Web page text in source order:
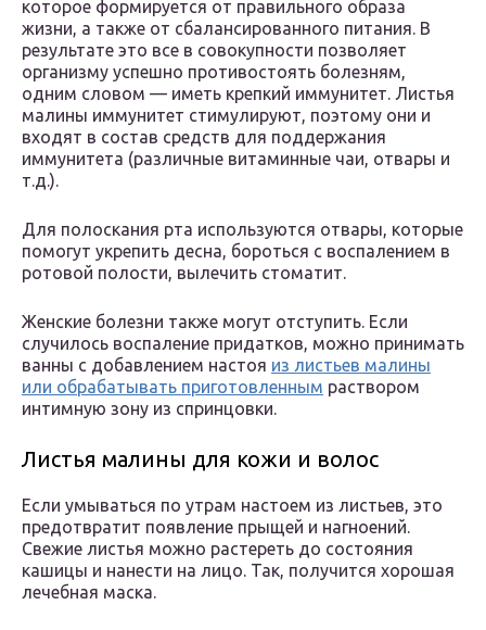
которое формируется от правильного образа
жизни, а также от сбалансированного питания. В
результате это все в совокупности позволяет
организму успешно противостоять болезням,
одним словом — иметь крепкий иммунитет. Листья
малины иммунитет стимулируют, поэтому они и
входят в состав средств для поддержания
иммунитета (различные витаминные чаи, отвары и
т.д.).
Для полоскания рта используются отвары, которые
помогут укрепить десна, бороться с воспалением в
ротовой полости, вылечить стоматит.
Женские болезни также могут отступить. Если
случилось воспаление придатков, можно принимать
ванны с добавлением настоя из листьев малины
или обрабатывать приготовленным раствором
интимную зону из спринцовки.
Листья малины для кожи и волос
Если умываться по утрам настоем из листьев, это
предотвратит появление прыщей и нагноений.
Свежие листья можно растереть до состояния
кашицы и нанести на лицо. Так, получится хорошая
лечебная маска.